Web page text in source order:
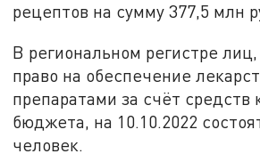
рецептов на сумму 377,5 млн
В региональном регистре
право на обеспечение
препаратами за счёт средств
бюджета, на 10.10.2022
человек.